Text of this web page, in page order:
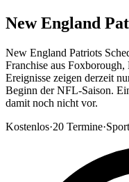
New England
New England Patriots
Franchise aus Foxborough,
Ereignisse zeigen derzeit
Beginn der NFL-Saison.
damit noch nicht vor.
Kostenlos·20 Termine·Sport